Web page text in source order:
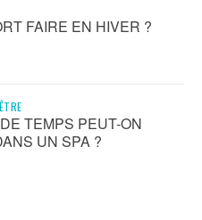
FAIRE EN HIVER ?
TEMPS PEUT-ON
UN SPA ?